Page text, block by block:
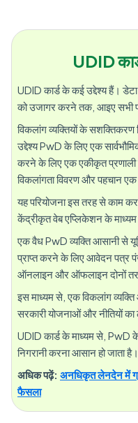
UDID
UDID कार्ड के कई उद्देश्य हैं।
को उजागर करने तक, आइए सभी
विकलांग व्यक्तियों के सशक्तिकरण
उद्देश्य PwD के लिए एक
करने के लिए एक एकीकृत प्रणाली
विकलांगता विवरण और पहचान
यह परियोजना इस तरह से काम
केंद्रीकृत वेब एप्लिकेशन के
एक वैध PwD व्यक्ति आसानी से
प्राप्त करने के लिए आवेदन पत्र
ऑनलाइन और ऑफलाइन दोनों
इस माध्यम से, एक विकलांग
सरकारी योजनाओं और नीतियों
UDID कार्ड के माध्यम से, PwD
निगरानी करना आसान हो जाता है।
अधिक पढ़ें: अनधिकृत लेनदेन में
फैसला